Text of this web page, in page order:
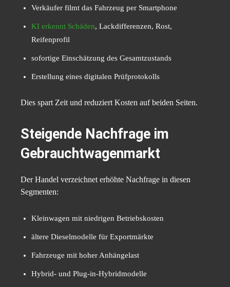
Verkäufer filmt das Fahrzeug per Smartphone
KI erkennt Schäden, Lackdifferenzen, Rost,
Reifenprofil
sofortige Einschätzung des Gesamtzustands
Erstellung eines digitalen Prüfprotokolls
Dies spart Zeit und reduziert Kosten auf beiden Seiten.
Steigende Nachfrage im
Gebrauchtwagenmarkt
Der Handel verzeichnet erhöhte Nachfrage in diesen
Segmenten:
Kleinwagen mit niedrigen Betriebskosten
ältere Dieselmodelle für Exportmärkte
Fahrzeuge mit hoher Anhängelast
Hybrid- und Plug-in-Hybridmodelle